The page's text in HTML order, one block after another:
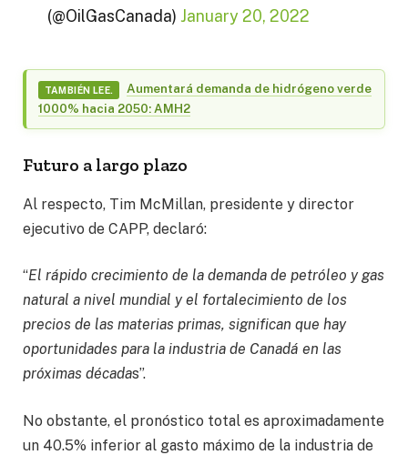
(@OilGasCanada) January 20, 2022
TAMBIÉN LEE.
Aumentará demanda de hidrógeno verde
1000% hacia 2050: AMH2
Futuro a largo plazo
Al respecto, Tim McMillan, presidente y director
ejecutivo de CAPP, declaró:
“El rápido crecimiento de la demanda de petróleo y gas
natural a nivel mundial y el fortalecimiento de los
precios de las materias primas, significan que hay
oportunidades para la industria de Canadá en las
próximas décadas”.
No obstante, el pronóstico total es aproximadamente
un 40.5% inferior al gasto máximo de la industria de